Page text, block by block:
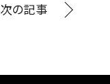
次の記事